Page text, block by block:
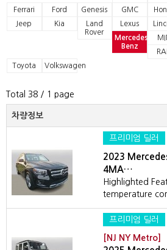
Ferrari
Ford Genesis GMC
Jeep
Kia
Land
Rover
Lexus
Mercedes-
Benz
Toyota
Volkswagen
Total 38 / 1 page
차량정보
프리미엄 딜러
2023
4MA…
Highlighted
temperature
프리미엄 딜러
[NJ NY Metro]